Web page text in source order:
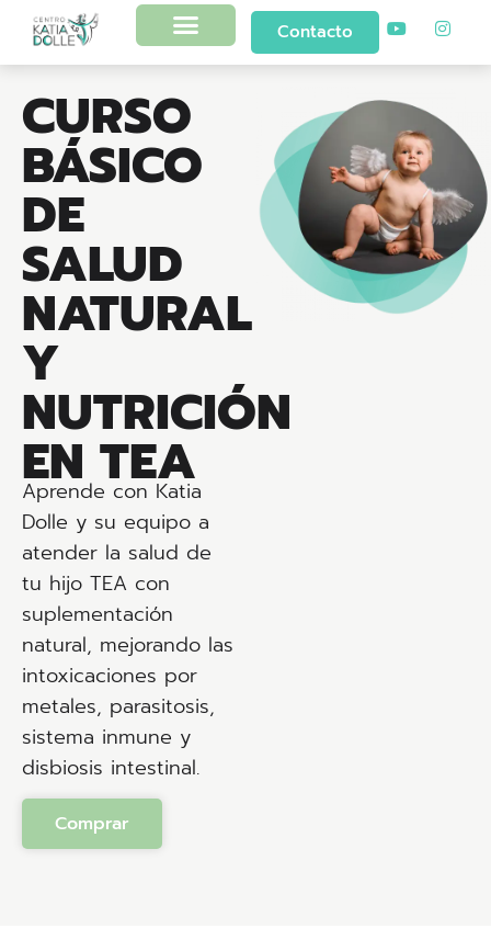
Contacto
CURSO
BÁSICO
DE
SALUD
NATURAL
Y
NUTRICIÓN
EN TEA
Aprende con Katia
Dolle y su equipo a
atender la salud de
tu hijo TEA con
suplementación
natural, mejorando las
intoxicaciones por
metales, parasitosis,
sistema inmune y
disbiosis intestinal.
Comprar